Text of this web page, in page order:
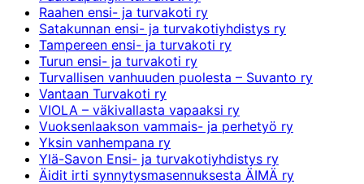
Raahen ensi- ja turvakoti ry
Satakunnan ensi- ja turvakotiyhdistys ry
Tampereen ensi- ja turvakoti ry
Turun ensi- ja turvakoti ry
Turvallisen vanhuuden puolesta – Suvanto ry
Vantaan Turvakoti ry
VIOLA – väkivallasta vapaaksi ry
Vuoksenlaakson vammais- ja perhetyö ry
Yksin vanhempana ry
Ylä-Savon Ensi- ja turvakotiyhdistys ry
Äidit irti synnytysmasennuksesta ÄIMÄ ry